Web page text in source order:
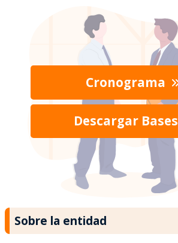
Cronograma
Descargar Bases
Sobre la entidad